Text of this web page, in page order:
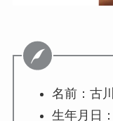
名前：古
生年月日